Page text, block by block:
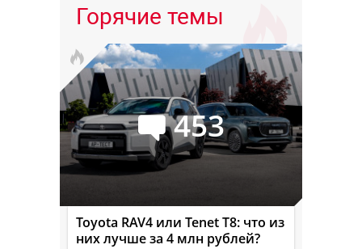
Горячие темы
453
Toyota RAV4 или Tenet T8: что из
них лучше за 4 млн рублей?